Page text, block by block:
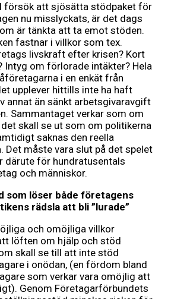
försök att sjösätta stödpaket för
nu misslyckats, är det dags
är tänkta att ta emot stöden.
fastnar i villkor som tex.
livskraft efter krisen? Kort
Intyg om förlorade intäkter? Hela
i en enkät från
upplever hittills inte ha haft
annat än sänkt arbetsgivaravgift
Sammantaget verkar som om
skall se ut som om politikerna
saknas den reella
Det måste vara slut på det spelet
därute för hundratusentals
och människor.
som löser både företagens
rädsla att bli ”lurade”
och omöjliga villkor
löften om hjälp och stöd
skall se till att inte stöd
i onödan, (en fördom bland
som verkar vara omöjlig att
Genom Företagarförbundets